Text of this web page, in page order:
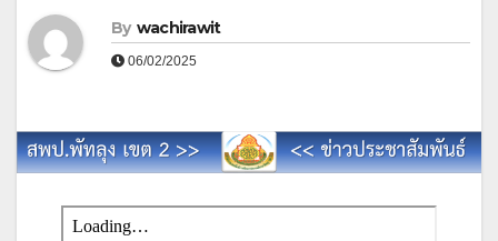
By wachirawit
06/02/2025